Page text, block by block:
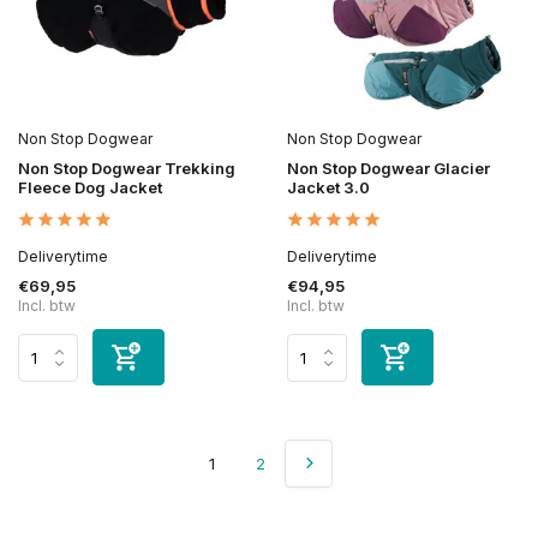
Non Stop Dogwear
Non Stop Dogwear Trekking
Fleece Dog Jacket
Deliverytime
€69,95
Incl. btw
Non Stop Dogwear
Non Stop Dogwear Glacier
Jacket 3.0
Deliverytime
€94,95
Incl. btw
1 2